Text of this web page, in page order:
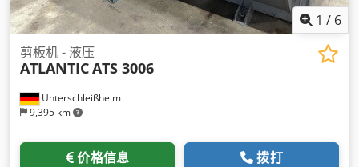
1 / 6
Unterschleißheim
9,395 km
剪板机 - 液压
ATLANTICATS 3006
价格信息 拨打